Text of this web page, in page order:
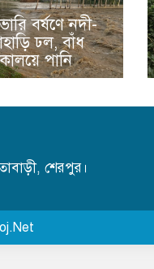
বর্ষণে নদী-
ঢল, বাঁধ
পানি
শেরপুর।